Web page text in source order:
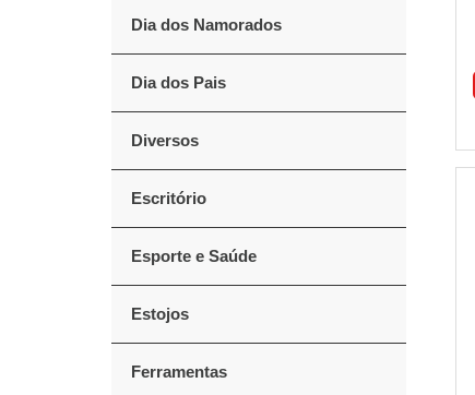
Dia dos Namorados
Dia dos Pais
Diversos
Escritório
Esporte e Saúde
Estojos
Ferramentas